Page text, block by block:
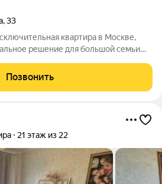
,33
квартира в Москве,
этаже двенадцатиэтажного
Позвонить
21 этаж из 22